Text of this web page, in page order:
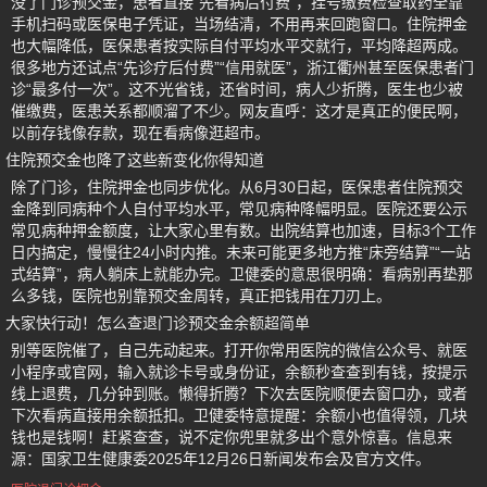
手机扫码或医保电子凭证，当场结清，不用再来回跑窗口。住院押金
也大幅降低，医保患者按实际自付平均水平交就行，平均降超两成。
很多地方还试点“先诊疗后付费”“信用就医”，浙江衢州甚至医保患者门
诊“最多付一次”。这不光省钱，还省时间，病人少折腾，医生也少被
催缴费，医患关系都顺溜了不少。网友直呼：这才是真正的便民啊，
以前存钱像存款，现在看病像逛超市。
住院预交金也降了这些新变化你得知道
除了门诊，住院押金也同步优化。从6月30日起，医保患者住院预交
金降到同病种个人自付平均水平，常见病种降幅明显。医院还要公示
常见病种押金额度，让大家心里有数。出院结算也加速，目标3个工作
日内搞定，慢慢往24小时内推。未来可能更多地方推“床旁结算”“一站
式结算”，病人躺床上就能办完。卫健委的意思很明确：看病别再垫那
么多钱，医院也别靠预交金周转，真正把钱用在刀刃上。
大家快行动！怎么查退门诊预交金余额超简单
别等医院催了，自己先动起来。打开你常用医院的微信公众号、就医
小程序或官网，输入就诊卡号或身份证，余额秒查查到有钱，按提示
线上退费，几分钟到账。懒得折腾？下次去医院顺便去窗口办，或者
下次看病直接用余额抵扣。卫健委特意提醒：余额小也值得领，几块
钱也是钱啊！赶紧查查，说不定你兜里就多出个意外惊喜。信息来
源：国家卫生健康委2025年12月26日新闻发布会及官方文件。